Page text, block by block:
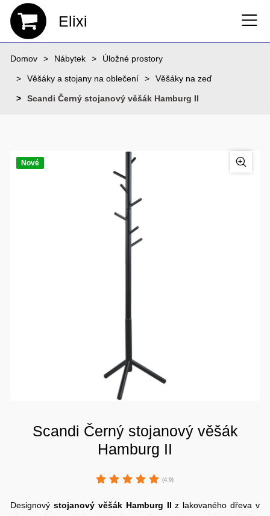
Elixi
Domov Nábytek Úložné prostory
Věšáky a stojany na oblečení Věšáky na zeď
Scandi Černý stojanový věšák Hamburg II
Nové
Scandi Černý stojanový věšák
Hamburg II
(4.9)
Designový stojanový věšákHamburg II z lakovaného dřeva v